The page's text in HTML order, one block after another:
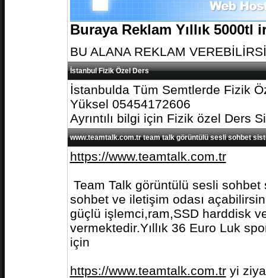
Buraya Reklam Yıllık
BU ALANA REKLAM
İstanbul Fizik Özel Ders
İstanbulda Tüm Semtlerde Fizik
Yüksel 05454172606
Ayrıntılı bilgi için Fizik özel Ders
www.teamtalk.com.tr team talk görüntülü sesli sohbet
https://www.teamtalk.com.tr
Team Talk görüntülü sesli
sohbet ve iletişim odası
güçlü işlemci,ram,SSD harddisk
vermektedir.Yıllık 36 Euro Luk
için
https://www.teamtalk.com.tryi